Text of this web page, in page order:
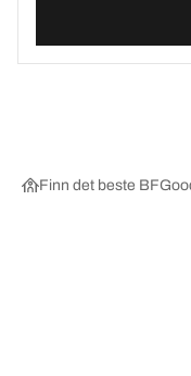
Finn det beste